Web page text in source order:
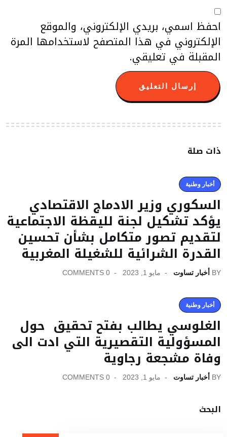
احفظ اسمي، بريدي الإلكتروني، والموقع
الإلكتروني في هذا المتصفح لاستخدامها المرة
المقبلة في تعليقي.
ذات صلة
أخبار وطنية
السكوري وزير الادماج الاقتصادي
يؤكد تشكيل لجنة لليقظة الاجتماعية
لتقديم تصور متكامل بشأن تحسين
القدرة الشرائية للشغيلة المغربية
BY أخبار تساوت مايو 1, 2023 0 COMMENTS
أخبار وطنية
الغلوسي يطالب بفتح تحقيق حول
المسؤولية التقصيرية التي ادت الى
وفاة مشجعة رجاوية
BY أخبار تساوت مايو 1, 2023 0 COMMENTS
البحث